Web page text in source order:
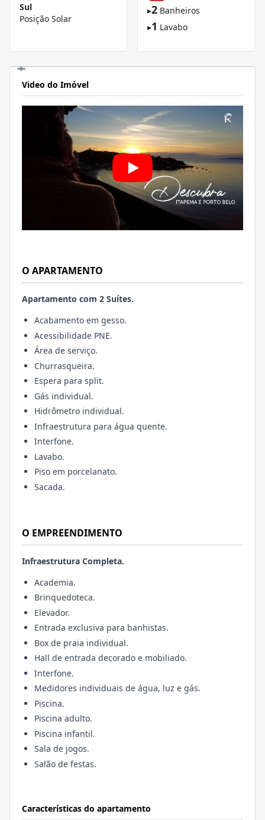
Sul
Posição Solar
▸2 Banheiros
▸1 Lavabo
Video do Imóvel
Características do apartamento
O APARTAMENTO
Apartamento com 2 Suítes.
Acabamento em gesso.
Acessibilidade PNE.
Área de serviço.
Churrasqueira.
Espera para split.
Gás individual.
Hidrômetro individual.
Infraestrutura para água quente.
Interfone.
Lavabo.
Piso em porcelanato.
Sacada.
O EMPREENDIMENTO
Infraestrutura Completa.
Academia.
Brinquedoteca.
Elevador.
Entrada exclusiva para banhistas.
Box de praia individual.
Hall de entrada decorado e mobiliado.
Interfone.
Medidores individuais de água, luz e gás.
Piscina.
Piscina adulto.
Piscina infantil.
Sala de jogos.
Salão de festas.